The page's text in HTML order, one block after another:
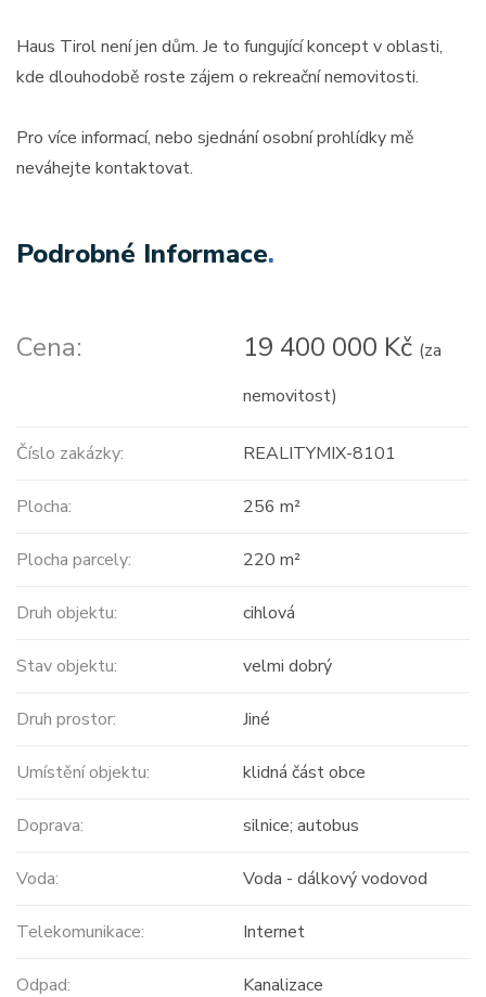
Haus Tirol není jen dům. Je to fungující koncept v oblasti,
kde dlouhodobě roste zájem o rekreační nemovitosti.
Pro více informací, nebo sjednání osobní prohlídky mě
neváhejte kontaktovat.
Podrobné Informace.
Cena: 19 400 000 Kč (za
nemovitost)
Číslo zakázky: REALITYMIX-8101
Plocha: 256 m²
Plocha parcely: 220 m²
Druh objektu: cihlová
Stav objektu: velmi dobrý
Druh prostor: Jiné
Umístění objektu: klidná část obce
Doprava: silnice; autobus
Voda: Voda - dálkový vodovod
Telekomunikace: Internet
Odpad: Kanalizace